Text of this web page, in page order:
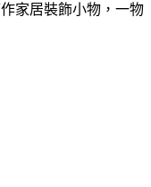
家居裝飾小物，一物